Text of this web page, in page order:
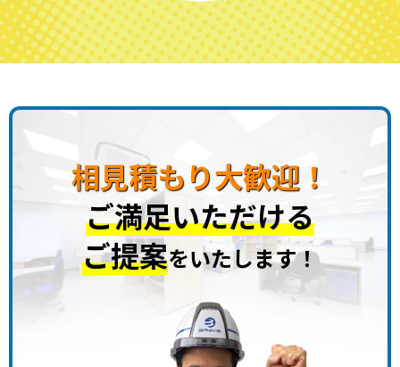
相見積もり大歓迎！
ご満足いただける
ご提案をいたします！